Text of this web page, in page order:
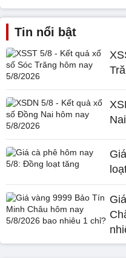
Tin nổi bật